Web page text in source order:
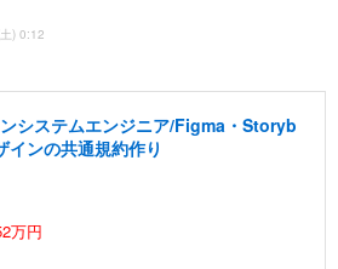
) 0:12
ンシステムエンジニア/Figma・Storyb
ンの共通規約作り
万円